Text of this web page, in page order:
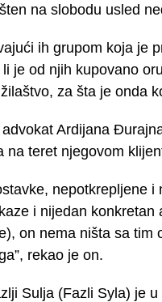
na slobodu usled
ih grupom koja je
je od njih kupovano
za šta je onda
Ardijana
na teret njegovom
nepotkrepljene
i nijedan
on nema ništa sa tim
rekao je on.
Sulja (Fazli Syla) je